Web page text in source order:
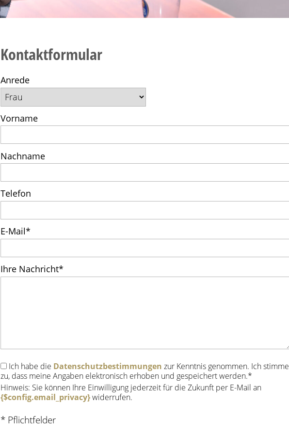
Kontaktformular
Anrede
Vorname
Nachname
Telefon
E-Mail*
Ihre Nachricht*
Ich habe die Datenschutz­bestimmungen zur Kenntnis genommen. Ich stimme
zu, dass meine Angaben elektronisch erhoben und gespeichert werden.*
Hinweis: Sie können Ihre Einwilligung jederzeit für die Zukunft per E-Mail an
{$config.email_privacy}widerrufen.
* Pflichtfelder